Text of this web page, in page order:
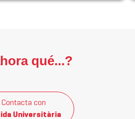
qué...?
Contacta con
Universitària